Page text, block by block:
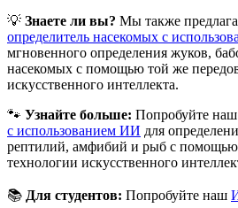
💡 Знаете ли вы? Мы также
определитель насекомых с
мгновенного определения жуков,
насекомых с помощью той же
искусственного интеллекта.
🐾 Узнайте больше: Попробуйте наш
с использованием ИИ для
рептилий, амфибий и рыб с помощью
технологии искусственного
📚 Для студентов: Попробуйте наш